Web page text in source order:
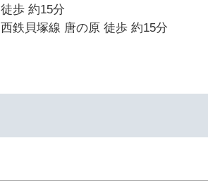
徒歩 約15分
西鉄貝塚線 唐の原 徒歩 約15分